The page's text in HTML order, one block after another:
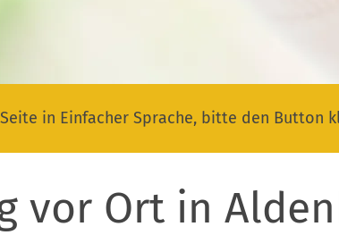
in Einfacher Sprache, bitte den Button
vor Ort in